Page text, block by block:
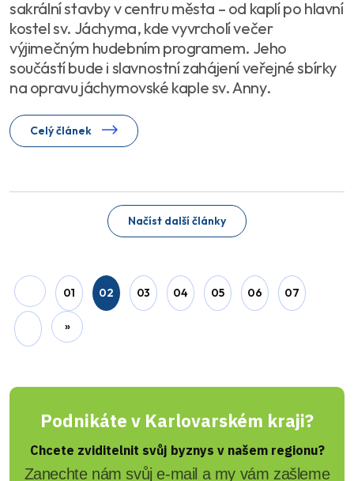
sakrální stavby v centru města – od kaplí po hlavní
kostel sv. Jáchyma, kde vyvrcholí večer
výjimečným hudebním programem. Jeho
součástí bude i slavnostní zahájení veřejné sbírky
na opravu jáchymovské kaple sv. Anny.
Celý článek
Před rokem 1 Editor
2005 – Cheb: Bez komentáře –
Kinobazar Zdeňka Izera (TV
Západ)